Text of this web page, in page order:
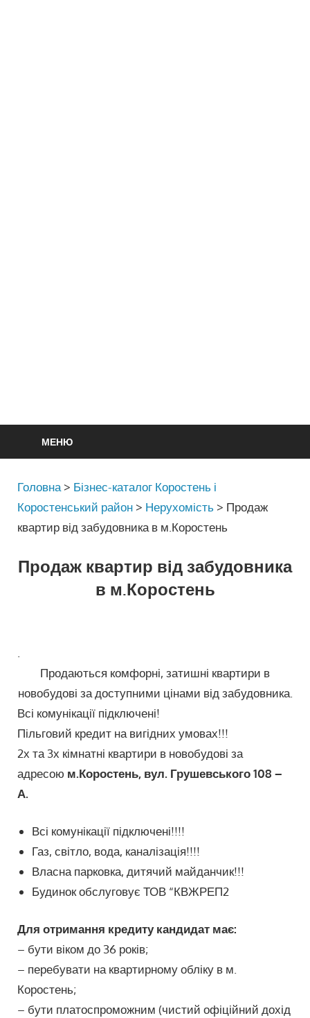
МЕНЮ
Головна > Бізнес-каталог Коростень і
Коростенський район > Нерухомість > Продаж
квартир від забудовника в м.Коростень
Продаж квартир від забудовника
в м.Коростень
Продаються комфорні, затишні квартири в
новобудові за доступними цінами від забудовника.
Всі комунікації підключені!
Пільговий кредит на вигідних умовах!!!
2х та 3х кімнатні квартири в новобудові за
адресою м.Коростень, вул. Грушевського 108 –
А.
Всі комунікації підключені!!!!
Газ, світло, вода, каналізація!!!!
Власна парковка, дитячий майданчик!!!
Будинок обслуговує ТОВ “КВЖРЕП2
Для отримання кредиту кандидат має:
– бути віком до 36 років;
– перебувати на квартирному обліку в м.
Коростень;
– бути платоспроможним (чистий офіційний дохід